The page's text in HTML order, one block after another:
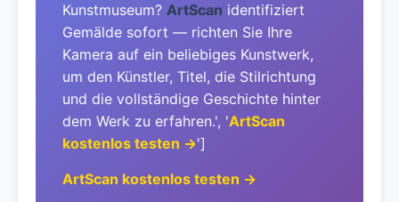
Kunstmuseum? ArtScan identifiziert
Gemälde sofort — richten Sie Ihre
Kamera auf ein beliebiges Kunstwerk,
um den Künstler, Titel, die Stilrichtung
und die vollständige Geschichte hinter
dem Werk zu erfahren.', 'ArtScan
kostenlos testen →']
ArtScan kostenlos testen →